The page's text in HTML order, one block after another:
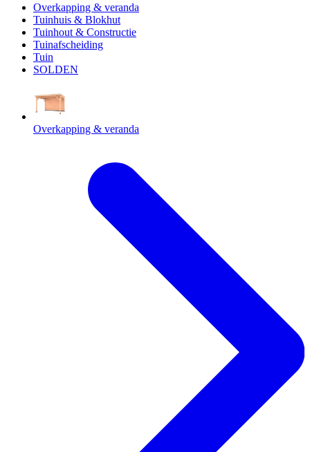
Overkapping & veranda
Tuinhuis & Blokhut
Tuinhout & Constructie
Tuinafscheiding
Tuin
SOLDEN
Overkapping & veranda